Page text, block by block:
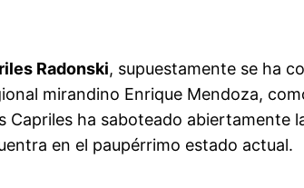
Radonski, supuestamente se ha
mirandino Enrique Mendoza,
Capriles ha saboteado abiertamente
en el paupérrimo estado actual.